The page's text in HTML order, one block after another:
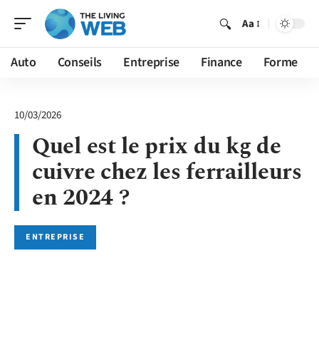
Aa
Auto Conseils Entreprise Finance Forme
10/03/2026
Quel est le prix du kg de
cuivre chez les ferrailleurs
en 2024 ?
ENTREPRISE